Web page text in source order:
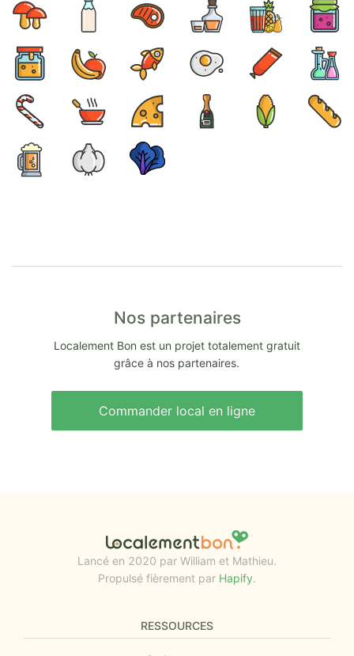
Nos partenaires
Localement Bon est un projet totalement gratuit
grâce à nos partenaires.
Commander local en ligne
Lancé en 2020 par William et Mathieu.
Propulsé fièrement par Hapify.
RESSOURCES